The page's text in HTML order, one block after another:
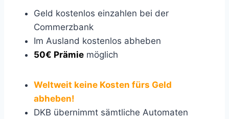
Geld kostenlos einzahlen bei der
Commerzbank
Im Ausland kostenlos abheben
50€ Prämie möglich
Weltweit keine Kosten fürs Geld
abheben!
DKB übernimmt sämtliche Automaten